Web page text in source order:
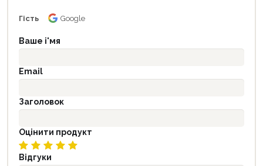
Гість Google
Ваше і'мя
Email
Заголовок
Оцінити продукт
Відгуки